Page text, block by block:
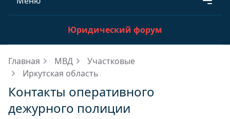
Юридический форум
Главная МВД
Участковые
Иркутская область
Контакты оперативного
дежурного полиции